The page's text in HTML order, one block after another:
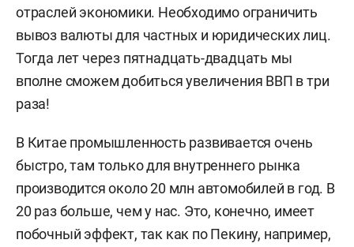
отраслей экономики. Необходимо ограничить
вывоз валюты для частных и юридических лиц.
Тогда лет через пятнадцать-двадцать мы
вполне сможем добиться увеличения ВВП в три
раза!
В Китае промышленность развивается очень
быстро, там только для внутреннего рынка
производится около 20 млн автомобилей в год. В
20 раз больше, чем у нас. Это, конечно, имеет
побочный эффект, так как по Пекину, например,